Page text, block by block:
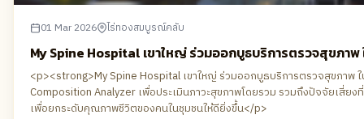
01 Mar 2026 ไร่ทองสมบูรณ์คลับ
My Spine Hospital เขาใหญ่ ร่วมออกบูธบริการตรวจสุขภาพ
<p><strong>My Spine Hospital เขาใหญ่ ร่วมออกบูธบริการตรวจสุขภาพ
Composition Analyzer เพื่อประเมินภาวะสุขภาพโดยรวม รวมถึงปัจจัยเ
เพื่อยกระดับคุณภาพชีวิตของคนในชุมชนให้ดียิ่งขึ้น</p>